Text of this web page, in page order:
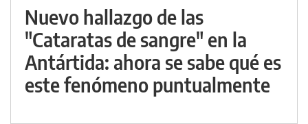
Nuevo hallazgo de las
"Cataratas de sangre" en la
Antártida: ahora se sabe qué es
este fenómeno puntualmente